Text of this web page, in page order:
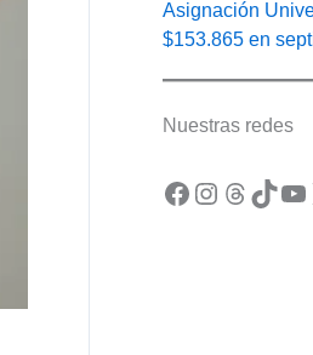
Asignación
$153.865 en
Nuestras redes
Facebook Instagram Threads TikTok YouTube